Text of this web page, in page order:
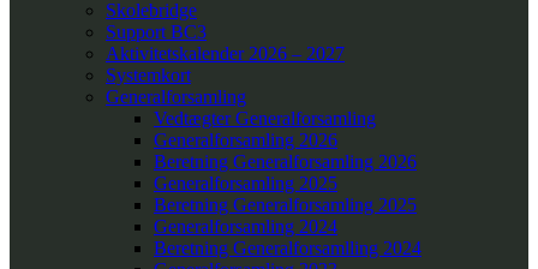
Skolebridge
Support BC3
Aktivitetskalender 2026 – 2027
Systemkort
Generalforsamling
Vedtægter Generalforsamling
Generalforsamling 2026
Beretning Generalforsamling 2026
Generalforsamling 2025
Beretning Generalforsamling 2025
Generalforsamling 2024
Beretning Generalforsamlling 2024